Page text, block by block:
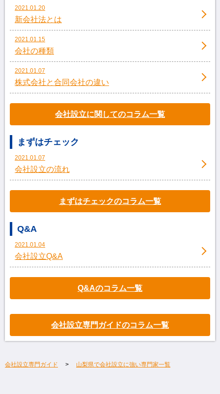
2021.01.20
新会社法とは
2021.01.15
会社の種類
2021.01.07
株式会社と合同会社の違い
会社設立に関してのコラム一覧
まずはチェック
2021.01.07
会社設立の流れ
まずはチェックのコラム一覧
Q&A
2021.01.04
会社設立Q&A
Q&Aのコラム一覧
会社設立専門ガイドのコラム一覧
会社設立専門ガイド 山梨県で会社設立に強い専門家一覧